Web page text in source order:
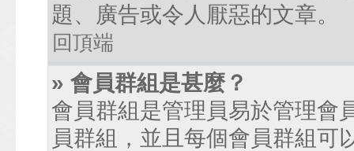
題、廣告或令人厭惡的文章。
回頂端
» 會員群組是甚麼？
會員群組是管理員易於管理會
員群組，並且每個會員群組可